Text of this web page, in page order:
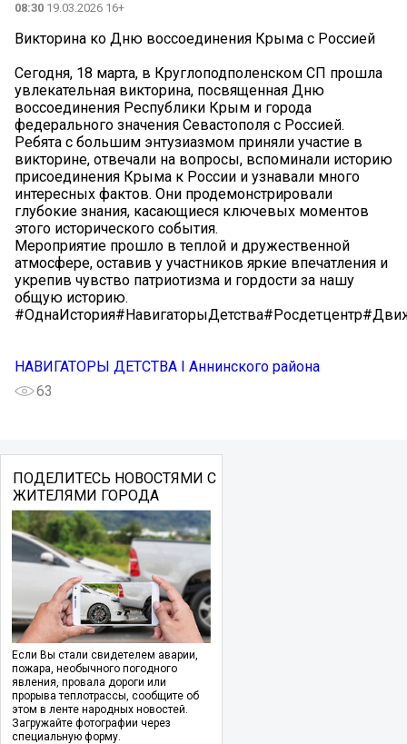
08:30 19.03.2026 16+
Викторина ко Дню воссоединения Крыма с Россией
Сегодня, 18 марта, в Круглоподполенском СП прошла
увлекательная викторина, посвященная Дню
воссоединения Республики Крым и города
федерального значения Севастополя с Россией.
️Ребята с большим энтузиазмом приняли участие в
викторине, отвечали на вопросы, вспоминали историю
присоединения Крыма к России и узнавали много
интересных фактов. Они продемонстрировали
глубокие знания, касающиеся ключевых моментов
этого исторического события.
Мероприятие прошло в теплой и дружественной
атмосфере, оставив у участников яркие впечатления и
укрепив чувство патриотизма и гордости за нашу
общую историю.
НАВИГАТОРЫ ДЕТСТВА I Аннинского района
63
ПОДЕЛИТЕСЬ НОВОСТЯМИ С
ЖИТЕЛЯМИ ГОРОДА
Если Вы стали свидетелем аварии,
пожара, необычного погодного
явления, провала дороги или
прорыва теплотрассы, сообщите об
этом в ленте народных новостей.
Загружайте фотографии через
специальную форму.